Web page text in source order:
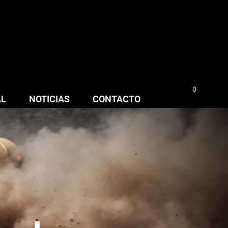
NOTICIAS CONTACTO
0